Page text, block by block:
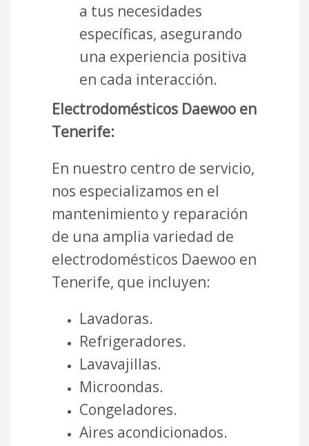
a tus necesidades
específicas, asegurando
una experiencia positiva
en cada interacción.
Electrodomésticos Daewoo en
Tenerife:
En nuestro centro de servicio,
nos especializamos en el
mantenimiento y reparación
de una amplia variedad de
electrodomésticos Daewoo en
Tenerife, que incluyen:
Lavadoras.
Refrigeradores.
Lavavajillas.
Microondas.
Congeladores.
Aires acondicionados.